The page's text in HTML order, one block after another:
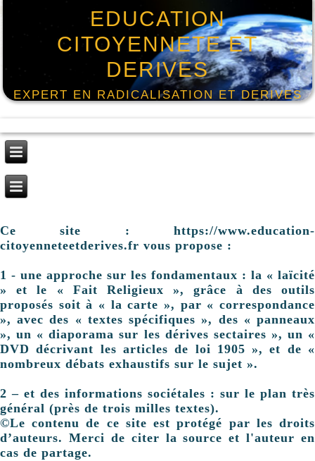
EDUCATION
CITOYENNETE ET
DERIVES
EXPERT EN RADICALISATION ET DERIVES
Ce site : https://www.education-
citoyenneteetderives.fr vous propose :
1 - une approche sur les fondamentaux : la « laïcité
» et le « Fait Religieux », grâce à des outils
proposés soit à « la carte », par « correspondance
», avec des « textes spécifiques », des « panneaux
», un « diaporama sur les dérives sectaires », un «
DVD décrivant les articles de loi 1905 », et de «
nombreux débats exhaustifs sur le sujet ».
2 – et des informations sociétales : sur le plan très
général (près de trois milles textes).
©Le contenu de ce site est protégé par les droits
d’auteurs. Merci de citer la source et l'auteur en
cas de partage.